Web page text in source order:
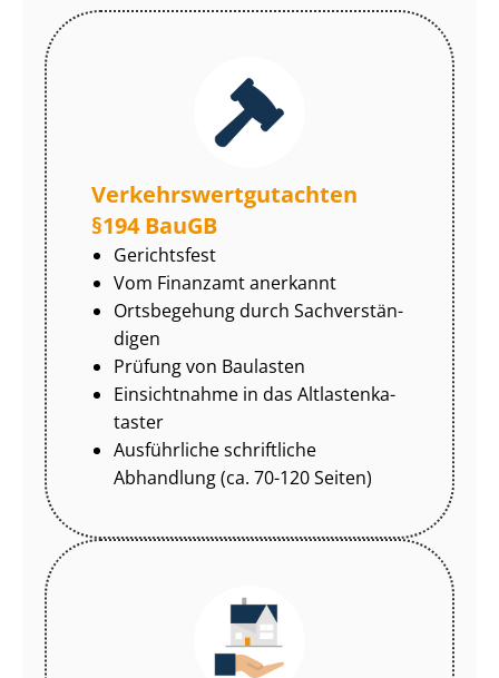
Ver­kehrs­wert­gut­ach­ten
§194 BauGB
Gerichtsfest
Vom Finanzamt anerkannt
Ortsbegehung durch Sach­ver­stän­
di­gen
Prüfung von Baulasten
Einsichtnahme in das Alt­las­ten­ka­
tas­ter
Ausführliche schriftliche
Abhandlung (ca. 70-120 Seiten)